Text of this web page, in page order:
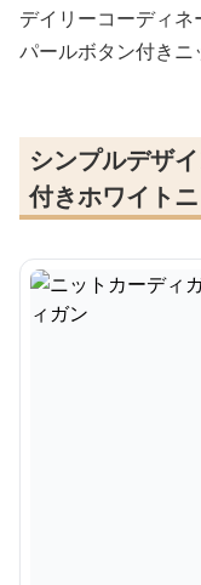
デイリーコーディ
パールボタン付きニ
シンプルデザ
付きホワイト